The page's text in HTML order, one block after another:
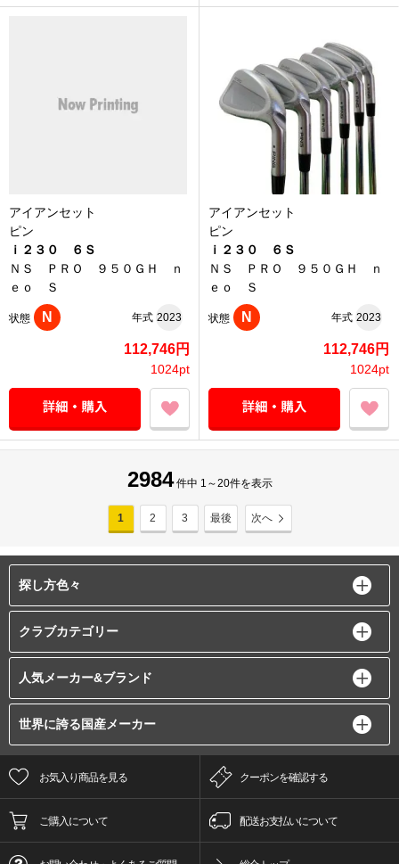
アイアンセット
ピン
ｉ２３０ ６Ｓ
ＮＳ ＰＲＯ ９５０ＧＨ ｎ
ｅｏ Ｓ
状態 N 年式 2023
112,746円
1024pt
アイアンセット
ピン
ｉ２３０ ６Ｓ
ＮＳ ＰＲＯ ９５０ＧＨ ｎ
ｅｏ Ｓ
状態 N 年式 2023
112,746円
1024pt
2984 件中 1～20件を表示
1 2 3 最後 次へ
探し方色々
クラブカテゴリー
人気メーカー&ブランド
世界に誇る国産メーカー
お気入り商品を見る クーポンを確認する
ご購入について 配送お支払いについて